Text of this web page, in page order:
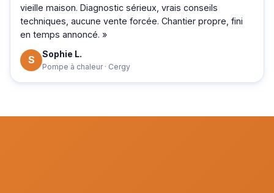
vieille maison. Diagnostic sérieux, vrais conseils
techniques, aucune vente forcée. Chantier propre, fini
en temps annoncé. »
S Sophie L.
Pompe à chaleur · Cergy